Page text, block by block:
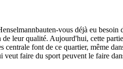
vous déjà eu
leur qualité. Aujourd'hui, cette
font de ce quartier, même
faire du sport peuvent le faire